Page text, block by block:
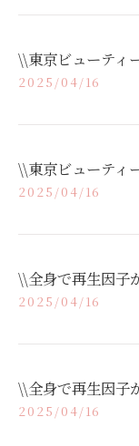
\\東京ビューティ
2025/04/16
\\東京ビューティ
2025/04/16
\\全身で再生因子
2025/04/16
\\全身で再生因子
2025/04/16